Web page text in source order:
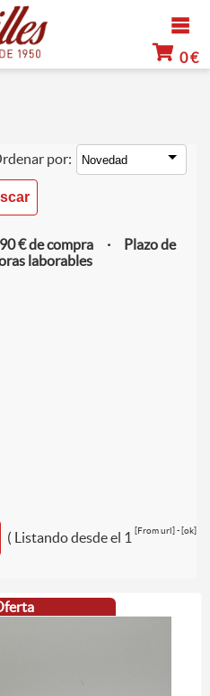
0 €
por:
90 € de compra · Plazo de
laborables
[From url] - [ok]
( Listando desde el 1